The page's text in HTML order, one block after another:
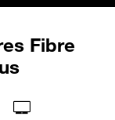
Fibre